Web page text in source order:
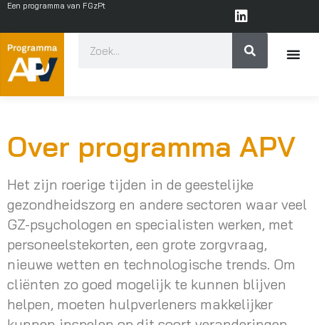
Een programma van FGzPt
Over programma APV
Het zijn roerige tijden in de geestelijke
gezondheidszorg en andere sectoren waar veel
GZ-psychologen en specialisten werken, met
personeelstekorten, een grote zorgvraag,
nieuwe wetten en technologische trends. Om
cliënten zo goed mogelijk te kunnen blijven
helpen, moeten hulpverleners makkelijker